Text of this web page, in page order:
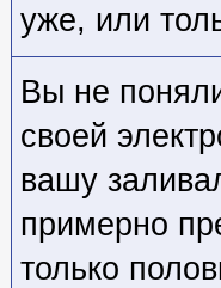
уже, или
Вы не
своей
вашу
примерно
только